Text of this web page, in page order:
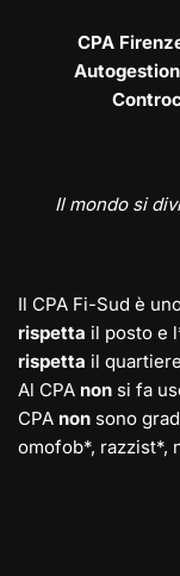
CPA
Il mondo si
Il CPA Fi-Sud è
rispetta il posto e
rispetta il
Al CPA non si fa
CPA non sono
omofob*, razzist*,